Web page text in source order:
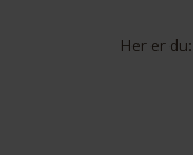
Her er du: